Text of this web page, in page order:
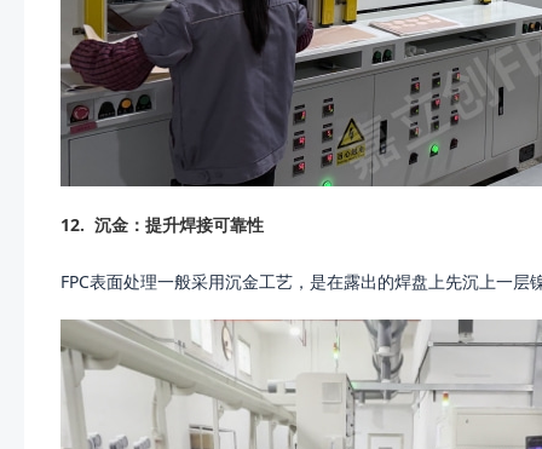
12. 沉金：提升焊接可靠性
FPC表面处理一般采用沉金工艺，是在露出的焊盘上先沉上一